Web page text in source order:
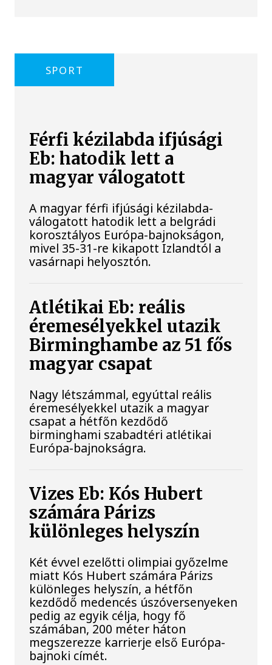
SPORT
Férfi kézilabda ifjúsági
Eb: hatodik lett a
magyar válogatott
A magyar férfi ifjúsági kézilabda-
válogatott hatodik lett a belgrádi
korosztályos Európa-bajnokságon,
mivel 35-31-re kikapott Izlandtól a
vasárnapi helyosztón.
Atlétikai Eb: reális
éremesélyekkel utazik
Birminghambe az 51 fős
magyar csapat
Nagy létszámmal, egyúttal reális
éremesélyekkel utazik a magyar
csapat a hétfőn kezdődő
birminghami szabadtéri atlétikai
Európa-bajnokságra.
Vizes Eb: Kós Hubert
számára Párizs
különleges helyszín
Két évvel ezelőtti olimpiai győzelme
miatt Kós Hubert számára Párizs
különleges helyszín, a hétfőn
kezdődő medencés úszóversenyeken
pedig az egyik célja, hogy fő
számában, 200 méter háton
megszerezze karrierje első Európa-
bajnoki címét.